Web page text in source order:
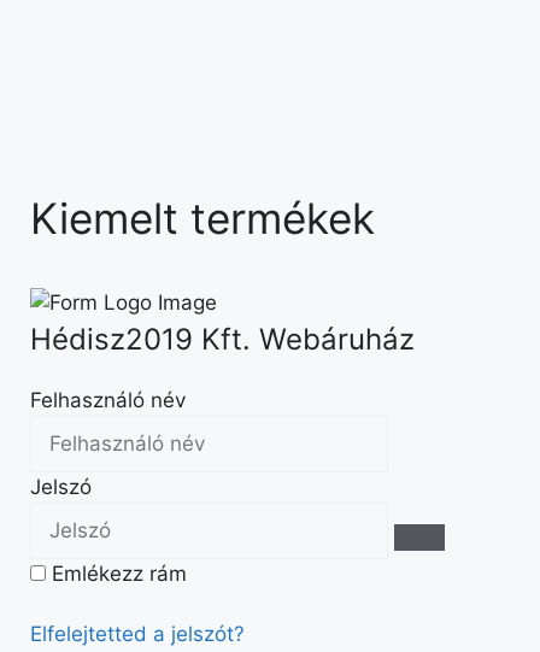
Kiemelt termékek
Hédisz2019 Kft. Webáruház
Felhasználó név
Jelszó
Emlékezz rám
Elfelejtetted a jelszót?